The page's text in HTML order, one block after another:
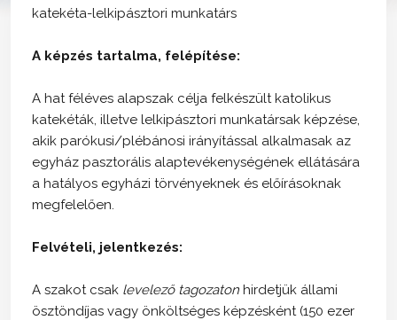
katekéta-lelkipásztori munkatárs
A képzés tartalma, felépítése:
A hat féléves alapszak célja felkészült katolikus
katekéták, illetve lelkipásztori munkatársak képzése,
akik parókusi/plébánosi irányítással alkalmasak az
egyház pasztorális alaptevékenységének ellátására
a hatályos egyházi törvényeknek és előírásoknak
megfelelően.
Felvételi, jelentkezés:
A szakot csak levelező tagozaton hirdetjük állami
ösztöndíjas vagy önköltséges képzésként (150 ezer